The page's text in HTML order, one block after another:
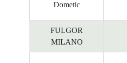
Dometic
FULGOR
MILANO